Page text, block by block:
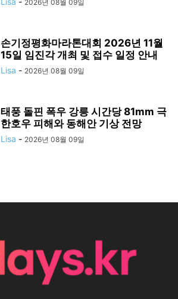
2026년 08월 09일
손기정평화마라톤대회 2026년 11월
15일 임진각 개최 및 접수 일정 안내
Lisa - 2026년 08월 09일
태풍 돌핀 폭우 강릉 시간당 81mm 극
한호우 피해와 동해안 기상 전망
Lisa - 2026년 08월 09일